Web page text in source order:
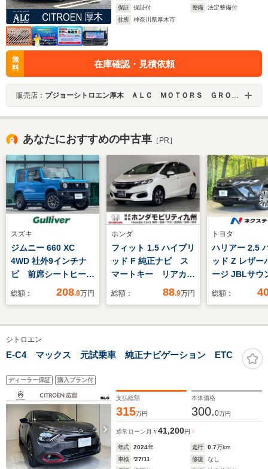
保証
保証付 整備
法定整備付
住所
神奈川県厚木市
無
料
在庫確認・見積依頼
販売店： プジョーシトロエン厚木 ＡＬＣ ＭＯＴＯＲＳ ＧＲＯＵＰ
あなたにおすすめの中古車 ［PR］
スズキ
ジムニー 660 XC
4WD 社外9インチナ
ビ 前席シートヒータ
ー クルーズコントロ
ETC 革巻きステアリ
ング ステアリングス
イッチ LEDヘッドラ
オートライト CDSD
総額： 208.8万円
ホンダ
フィット 1.5 ハイブリ
ッド F 純正ナビ ス
マートキー リアカメ
総額： 88.9万円
トヨタ
ハリアー 2.5
ッド Z レザー
ージ JBLサ
純正12型ナ
煙車 電動リ
席シートエ
ラレコ コー
LED ETC
総額：
シトロエン
E-C4 マックス 元試乗車 純正ナビゲーション ETC
ディーラー保証 購入プラン付
支払総額
315万円
本体価格
300.0万円
通常ローン 月々41,200円
年式 2024年 走行 0.7万km
車検
'27/11 修復
なし